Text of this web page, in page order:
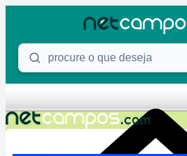
Procure o que deseja